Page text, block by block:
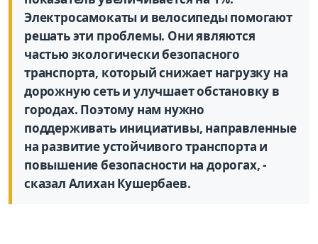
Электросамокаты и велосипеды помогают
решать эти проблемы. Они являются
частью экологически безопасного
транспорта, который снижает нагрузку на
дорожную сеть и улучшает обстановку в
городах. Поэтому нам нужно
поддерживать инициативы, направленные
на развитие устойчивого транспорта и
повышение безопасности на дорогах, -
сказал Алихан Кушербаев.